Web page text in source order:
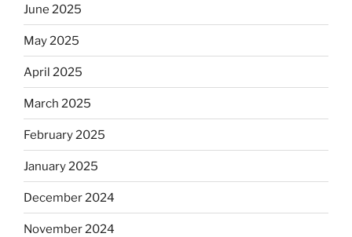
June 2025
May 2025
April 2025
March 2025
February 2025
January 2025
December 2024
November 2024